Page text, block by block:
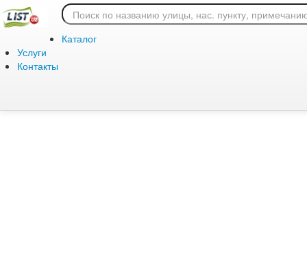
Каталог
Услуги
Контакты
Ошибка 404: страница